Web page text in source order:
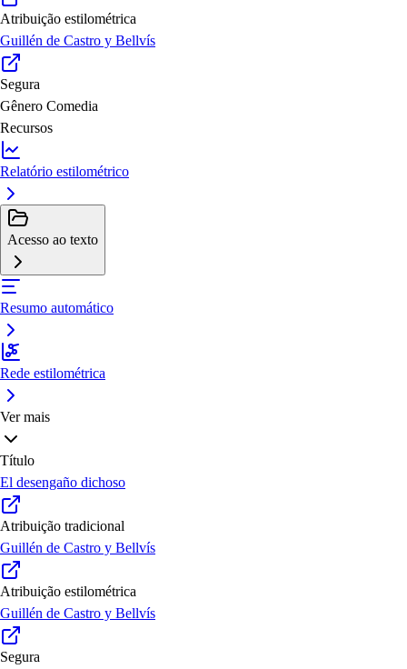
Atribuição estilométrica
Guillén de Castro y Bellvís
Segura
Gênero Comedia
Recursos
Relatório estilométrico
Acesso ao texto
Resumo automático
Rede estilométrica
Ver mais
Título
El desengaño dichoso
Atribuição tradicional
Guillén de Castro y Bellvís
Atribuição estilométrica
Guillén de Castro y Bellvís
Segura